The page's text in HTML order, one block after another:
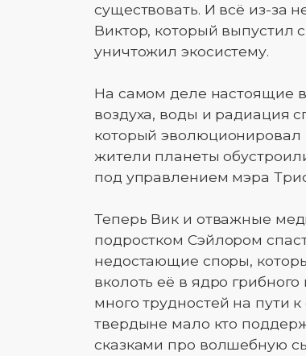
существовать. И всё из-за
Виктор, который выпустил
уничтожил экосистему.
На самом деле настоящие
воздуха, воды и радиация
который
жители планеты
под управлением мэра
Теперь Вик и отважные
подростком Сэйлором
недостающие споры,
вколоть её в ядро
много трудностей на пути
твердыне мало кто
сказками про волшебную